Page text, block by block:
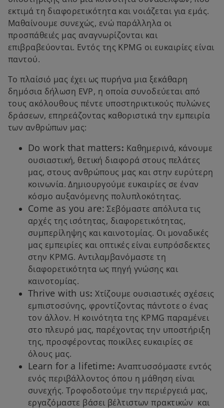
εκτιμά τη διαφορετικότητα και νοιάζεται για εμάς.
Μαθαίνουμε συνεχώς, ενώ παράλληλα οι
προσπάθειές μας αναγνωρίζονται και
επιβραβεύονται. Εντός της KPMG οι ευκαιρίες είναι
παντού.
Το πλαίσιό μας έχει ως πυρήνα μια ξεκάθαρη
δημόσια δήλωση EVP, η οποία συνοδεύεται από
τους ακόλουθους πέντε υποστηρικτικούς πυλώνες
δράσεων, επηρεάζοντας καθοριστικά την εμπειρία
των ανθρώπων μας:
Do work that matters: Καθημερινά, κάνουμε
ουσιαστική, θετική διαφορά στους πελάτες
μας, στους ανθρώπους μας και στην ευρύτερη
κοινωνία. Δημιουργούμε ευκαιρίες σε έναν
κόσμο αυξανόμενης πολυπλοκότητας.
Come as you are: Σεβόμαστε απόλυτα τις
αρχές της ισότητας, διαφορετικότητας,
συμπερίληψης και καινοτομίας. Οι μοναδικές
μας εμπειρίες και οπτικές είναι ευπρόσδεκτες
στην KPMG. Αντιλαμβανόμαστε τη
διαφορετικότητα ως πηγή γνώσης και
καινοτομίας.
Thrive with us: Χτίζουμε ουσιαστικές σχέσεις
εμπιστοσύνης, φροντίζοντας πάντοτε ο ένας
τον άλλον. Η κοινότητα της KPMG παραμένει
στο πλευρό μας, παρέχοντας την υποστήριξη
της, προσφέροντας ποικίλες ευκαιρίες σε
όλους μας.
Learn for a lifetime: Αναπτυσσόμαστε εντός
ενός περιβάλλοντος όπου η μάθηση είναι
συνεχής. Τροφοδοτούμε την περιέργειά μας,
εργαζόμαστε βάσει βέλτιστων πρακτικών και